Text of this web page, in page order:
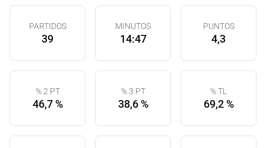
PARTIDOS
39
MINUTOS
14:47
PUNTOS
4,3
% 2 PT
46,7 %
% 3 PT
38,6 %
% TL
69,2 %